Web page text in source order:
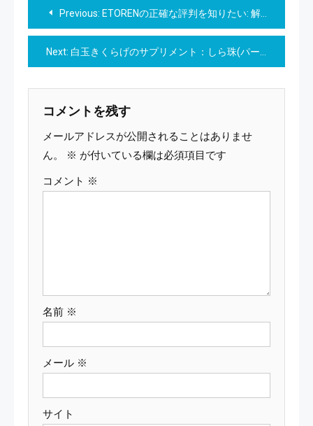
稿
ナ
ビ
ゲ
ー
シ
Previous: ETORENの正確な評判を知りたい: 解説とレビュー
Next: 白玉きくらげのサプリメント：しら珠(パール)。自然がくれた美と健康の贈り物。
コメントを残す
メールアドレスが公開されることはありませ
ん。
※ が付いている欄は必須項目です
コメント ※
名前 ※
メール ※
サイト